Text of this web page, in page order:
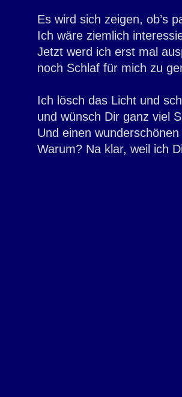
Es wird sich zeigen, ob’s
Ich wäre ziemlich
Jetzt werd ich erst mal
noch Schlaf für mich zu
Ich lösch das Licht und
und wünsch Dir ganz viel
Und einen wunderschönen
Warum? Na klar, weil ich